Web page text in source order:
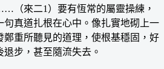
（來二1）要有恆常的屬靈操練，
句真道扎根在心中。像扎實地砌上一
鄭重所聽見的道理，使根基穩固，好
步，甚至隨流失去。